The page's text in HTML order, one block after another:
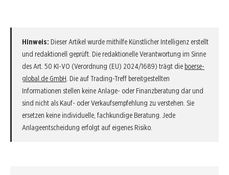
Hinweis: Dieser Artikel wurde mithilfe Künstlicher Intelligenz erstellt
und redaktionell geprüft. Die redaktionelle Verantwortung im Sinne
des Art. 50 KI-VO (Verordnung (EU) 2024/1689) trägt die boerse-
global.de GmbH. Die auf Trading-Treff bereitgestellten
Informationen stellen keine Anlage- oder Finanzberatung dar und
sind nicht als Kauf- oder Verkaufsempfehlung zu verstehen. Sie
ersetzen keine individuelle, fachkundige Beratung. Jede
Anlageentscheidung erfolgt auf eigenes Risiko.